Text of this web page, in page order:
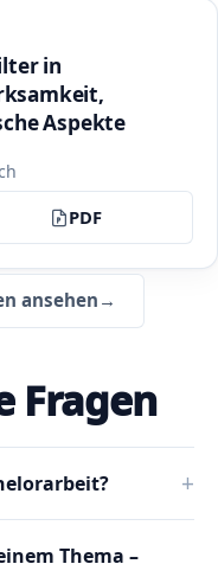
in
Aspekte
PDF
ansehen→
Fragen
Thema –